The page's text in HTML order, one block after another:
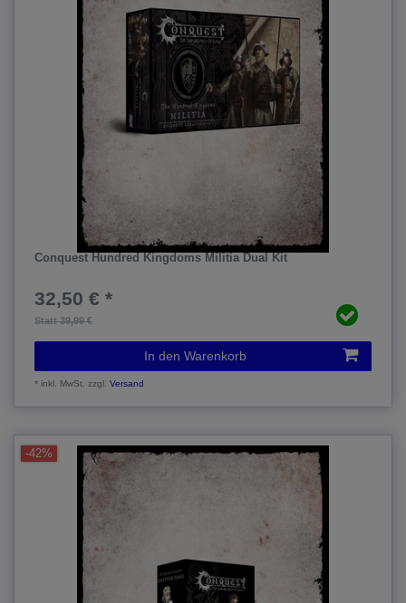
Conquest Hundred Kingdoms Militia Dual Kit
Statt 39,99 €
32,50 € *
In den Warenkorb
*inkl. MwSt. zzgl.Versand
-42%